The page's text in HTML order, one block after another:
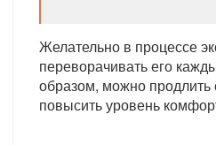
Желательно в процессе
переворачивать его
образом, можно продлить
повысить уровень